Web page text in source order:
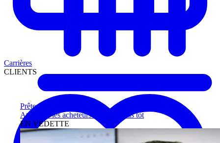
Prêteurs
Atteignez les acheteurs qualifiés plus tôt
EN VEDETTE
Carrières
CLIENTS